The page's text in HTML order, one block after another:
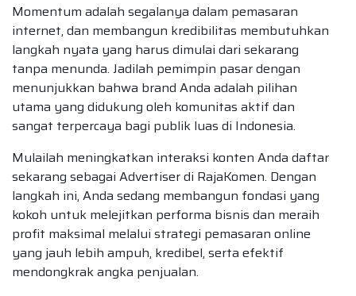
Momentum adalah segalanya dalam pemasaran
internet, dan membangun kredibilitas membutuhkan
langkah nyata yang harus dimulai dari sekarang
tanpa menunda. Jadilah pemimpin pasar dengan
menunjukkan bahwa brand Anda adalah pilihan
utama yang didukung oleh komunitas aktif dan
sangat terpercaya bagi publik luas di Indonesia.
Mulailah meningkatkan interaksi konten Anda daftar
sekarang sebagai Advertiser di RajaKomen. Dengan
langkah ini, Anda sedang membangun fondasi yang
kokoh untuk melejitkan performa bisnis dan meraih
profit maksimal melalui strategi pemasaran online
yang jauh lebih ampuh, kredibel, serta efektif
mendongkrak angka penjualan.